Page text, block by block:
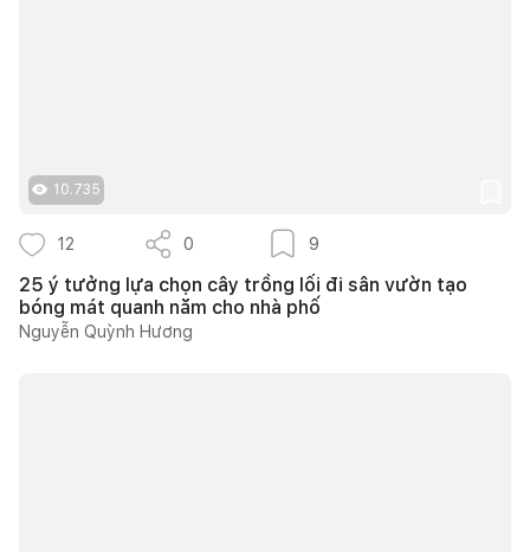
10.735
12 0 9
25 ý tưởng lựa chọn cây trồng lối đi sân vườn tạo
bóng mát quanh năm cho nhà phố
Nguyễn Quỳnh Hương